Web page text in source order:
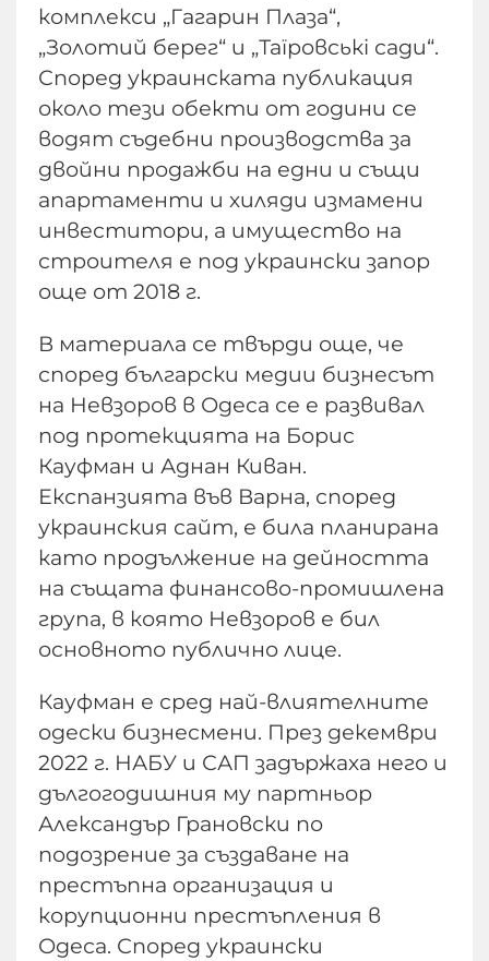
комплекси „Гагарин Плаза“,
„Золотий берег“ и „Таїровські сади“.
Според украинската публикация
около тези обекти от години се
водят съдебни производства за
двойни продажби на едни и същи
апартаменти и хиляди измамени
инвеститори, а имущество на
строителя е под украински запор
още от 2018 г.
В материала се твърди още, че
според български медии бизнесът
на Невзоров в Одеса се е развивал
под протекцията на Борис
Кауфман и Аднан Киван.
Експанзията във Варна, според
украинския сайт, е била планирана
като продължение на дейността
на същата финансово-промишлена
група, в която Невзоров е бил
основното публично лице.
Кауфман е сред най-влиятелните
одески бизнесмени. През декември
2022 г. НАБУ и САП задържаха него и
дългогодишния му партньор
Александър Грановски по
подозрение за създаване на
престъпна организация и
корупционни престъпления в
Одеса. Според украински